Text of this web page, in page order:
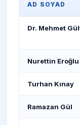
AD SOYAD
Dr. Mehmet
Nurettin Eroğlu
Turhan Kınay
Ramazan Gül